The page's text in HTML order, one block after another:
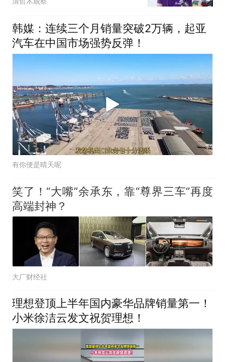
韩媒：连续三个月销量突破2万辆，起亚
汽车在中国市场强势反弹！
有你便是晴天呢
笑了！“大嘴”余承东，靠“尊界三车”再度
高端封神？
大厂财经社
理想登顶上半年国内豪华品牌销量第一！
小米徐洁云发文祝贺理想！